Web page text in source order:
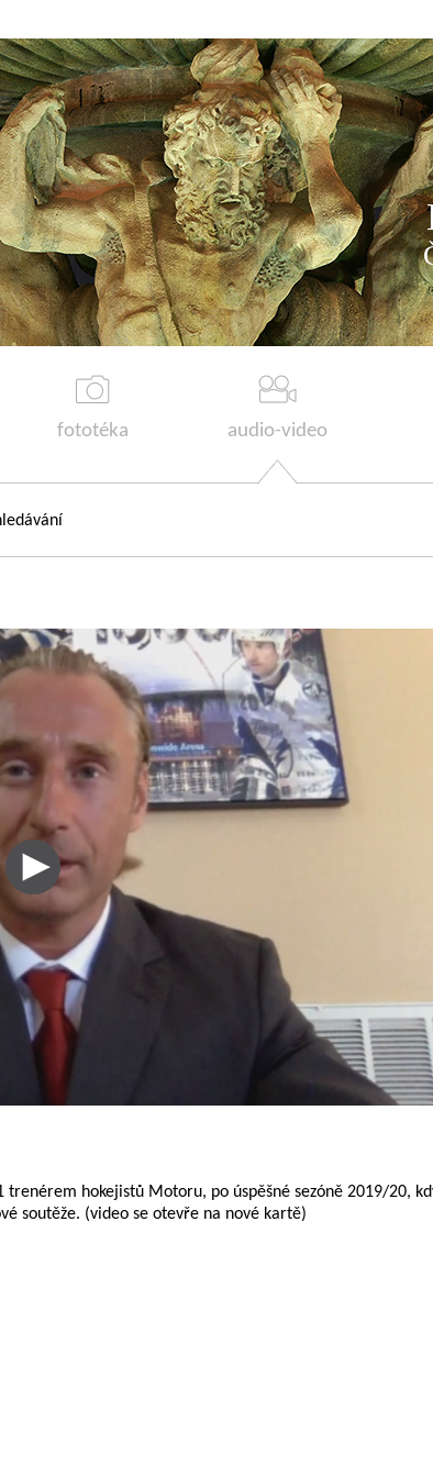
fototéka audio-video
trenérem hokejistů Motoru, po úspěšné sezóně 2019/20,
soutěže. (video se otevře na nové kartě)